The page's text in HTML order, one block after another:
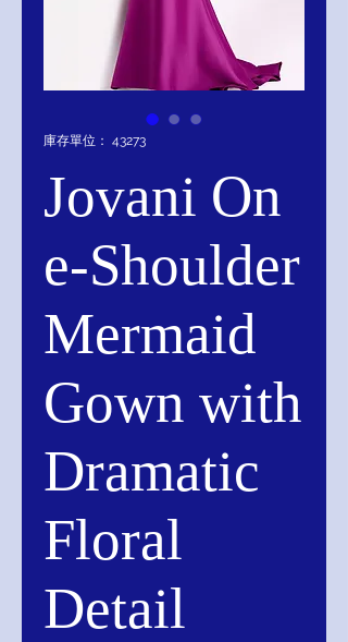
庫存單位： 43273
Jovani On
e-Shoulder
Mermaid
Gown with
Dramatic
Floral
Detail